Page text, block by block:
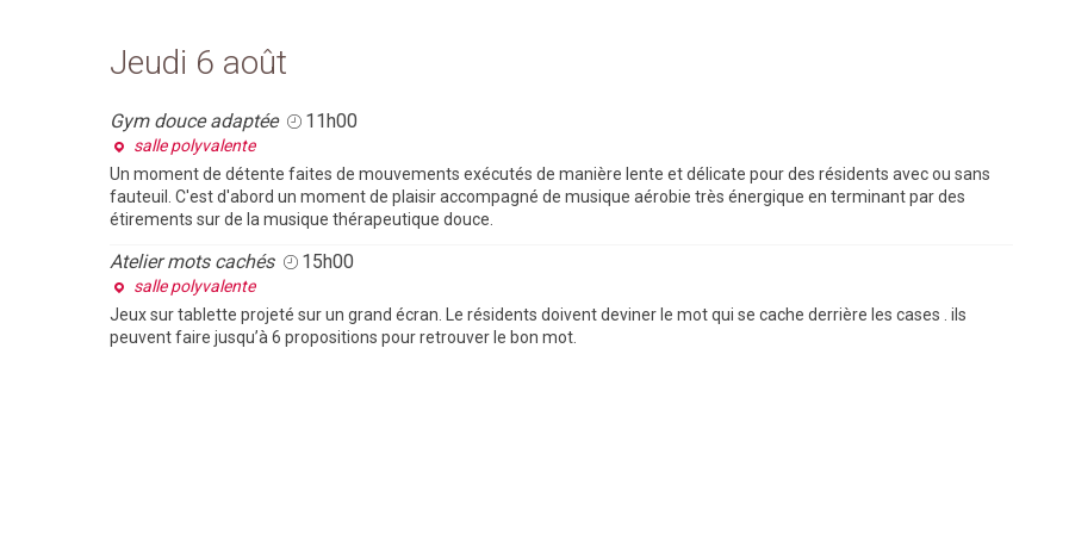
Jeudi 6 août
Gym douce adaptée 11h00
salle polyvalente
Un moment de détente faites de mouvements exécutés de manière lente et délicate pour des résidents avec ou sans
fauteuil. C'est d'abord un moment de plaisir accompagné de musique aérobie très énergique en terminant par des
étirements sur de la musique thérapeutique douce.
Atelier mots cachés 15h00
salle polyvalente
Jeux sur tablette projeté sur un grand écran. Le résidents doivent deviner le mot qui se cache derrière les cases . ils
peuvent faire jusqu’à 6 propositions pour retrouver le bon mot.